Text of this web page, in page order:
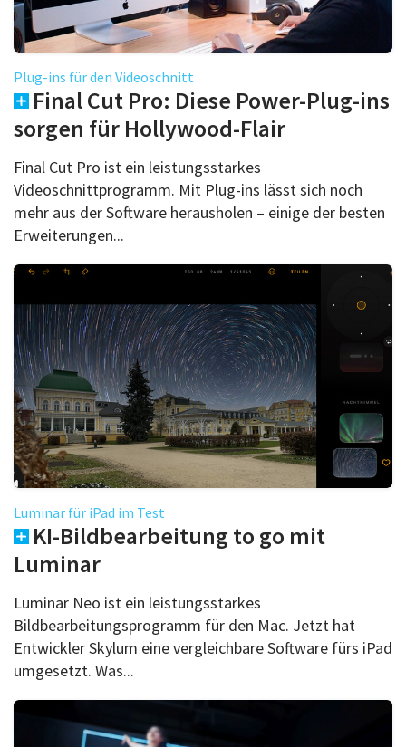
Plug-ins für den Videoschnitt
Final Cut Pro: Diese Power-Plug-ins
sorgen für Hollywood-Flair
Final Cut Pro ist ein leistungsstarkes
Videoschnittprogramm. Mit Plug-ins lässt sich noch
mehr aus der Software herausholen – einige der besten
Erweiterungen...
Luminar für iPad im Test
KI-Bildbearbeitung to go mit
Luminar
Luminar Neo ist ein leistungsstarkes
Bildbearbeitungsprogramm für den Mac. Jetzt hat
Entwickler Skylum eine vergleichbare Software fürs iPad
umgesetzt. Was...